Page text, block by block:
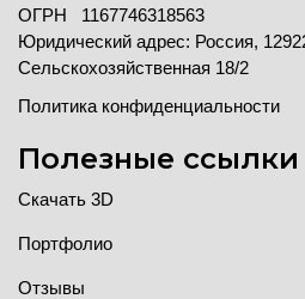
ОГРН 1167746318563
Юридический адрес: Россия,
Сельскохозяйственная 18/2
Политика конфиденциальности
Полезные ссылки
Скачать 3D
Портфолио
Отзывы